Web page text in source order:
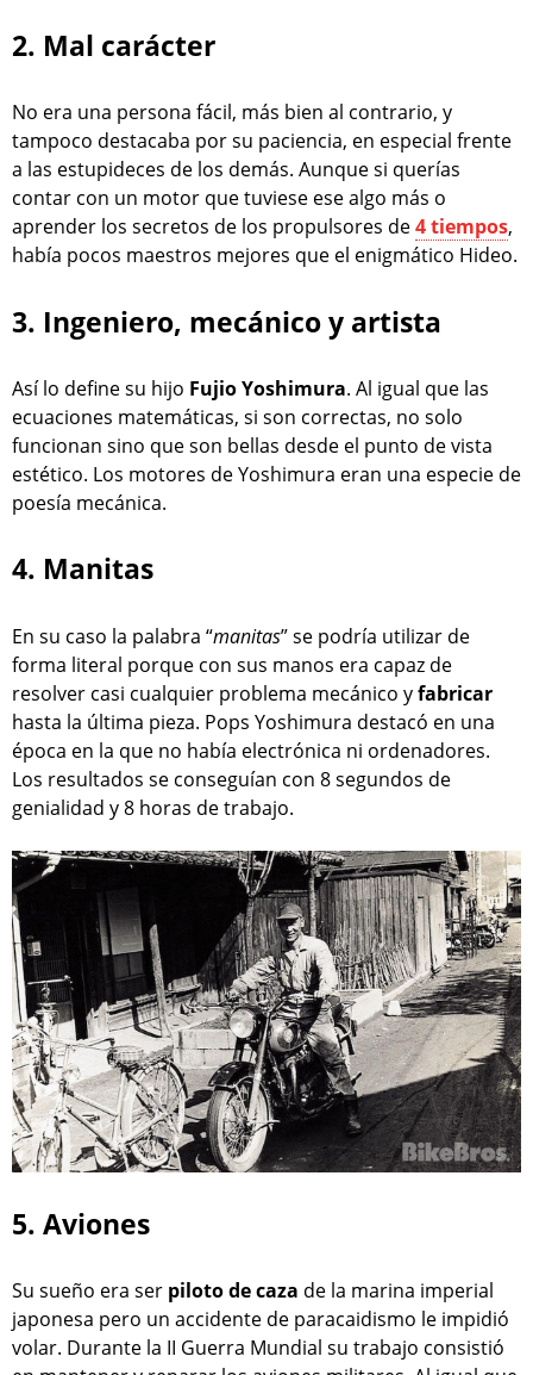
2. Mal carácter
No era una persona fácil, más bien al contrario, y
tampoco destacaba por su paciencia, en especial frente
a las estupideces de los demás. Aunque si querías
contar con un motor que tuviese ese algo más o
aprender los secretos de los propulsores de4 tiempos,
había pocos maestros mejores que el enigmático Hideo.
3. Ingeniero, mecánico y artista
Así lo define su hijo Fujio Yoshimura. Al igual que las
ecuaciones matemáticas, si son correctas, no solo
funcionan sino que son bellas desde el punto de vista
estético. Los motores de Yoshimura eran una especie de
poesía mecánica.
4. Manitas
En su caso la palabra “manitas” se podría utilizar de
forma literal porque con sus manos era capaz de
resolver casi cualquier problema mecánico yfabricar
hasta la última pieza. Pops Yoshimura destacó en una
época en la que no había electrónica ni ordenadores.
Los resultados se conseguían con 8 segundos de
genialidad y 8 horas de trabajo.
5. Aviones
Su sueño era ser piloto de caza de la marina imperial
japonesa pero un accidente de paracaidismo le impidió
volar. Durante la II Guerra Mundial su trabajo consistió